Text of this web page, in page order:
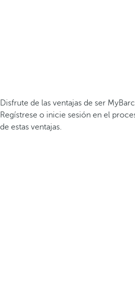
Disfrute de las ventajas de ser
Regístrese o inicie sesión en el
de estas ventajas.